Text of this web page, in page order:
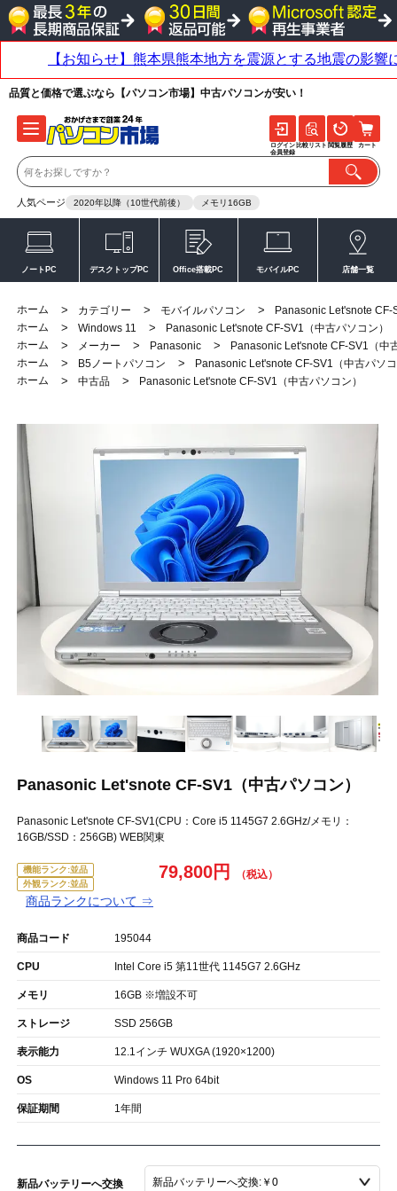
品質と価格で選ぶなら【パソコン市場】中古パソコンが安い！
人気ページ 2020年以降（10世代前後） メモリ16GB
ログイン
会員登録
比較リスト 閲覧履歴 カート
ノートPC デスクトップPC Office搭載PC モバイルPC 店舗一覧
ホーム > カテゴリー > モバイルパソコン >
Panasonic Let'snote CF-
ホーム
> Windows 11 >
Panasonic Let'snote CF-SV1（中古パソコン）
ホーム
> メーカー > Panasonic >
Panasonic Let'snote CF-SV1（中
ホーム
> B5ノートパソコン >
Panasonic Let'snote CF-SV1（中古パソ
ホーム
> 中古品 > Panasonic Let'snote CF-SV1（中古パソコン）
Panasonic Let'snote CF-SV1（中古パソコン）
Panasonic Let'snote CF-SV1(CPU：Core i5 1145G7 2.6GHz/メモリ：
16GB/SSD：256GB) WEB関東
機能ランク:並品
外観ランク:並品
商品ランクについて ⇒
79,800円
商品コード 195044
CPU Intel Core i5 第11世代 1145G7 2.6GHz
メモリ 16GB ※増設不可
ストレージ SSD 256GB
表示能力 12.1インチ WUXGA (1920×1200)
OS Windows 11 Pro 64bit
保証期間 1年間
新品バッテリーへ交換